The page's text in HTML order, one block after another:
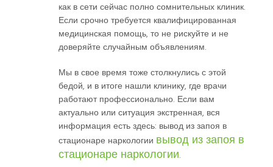
как в сети сейчас полно сомнительных клиник.
Если срочно требуется квалифицированная
медицинская помощь, то не рискуйте и не
доверяйте случайным объявлениям.
Мы в свое время тоже столкнулись с этой
бедой, и в итоге нашли клинику, где врачи
работают профессионально. Если вам
актуально или ситуация экстренная, вся
информация есть здесь: вывод из запоя в
стационаре наркологии вывод из запоя в
стационаре наркологии.